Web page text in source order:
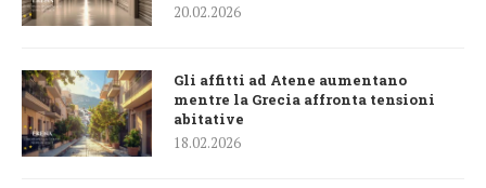
20.02.2026
Gli affitti ad Atene aumentano
mentre la Grecia affronta tensioni
abitative
18.02.2026